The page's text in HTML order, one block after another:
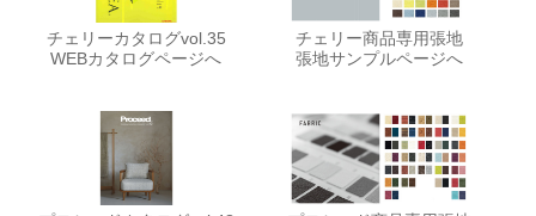
チェリーカタログvol.35
WEBカタログページへ
チェリー商品専用張地
張地サンプルページへ